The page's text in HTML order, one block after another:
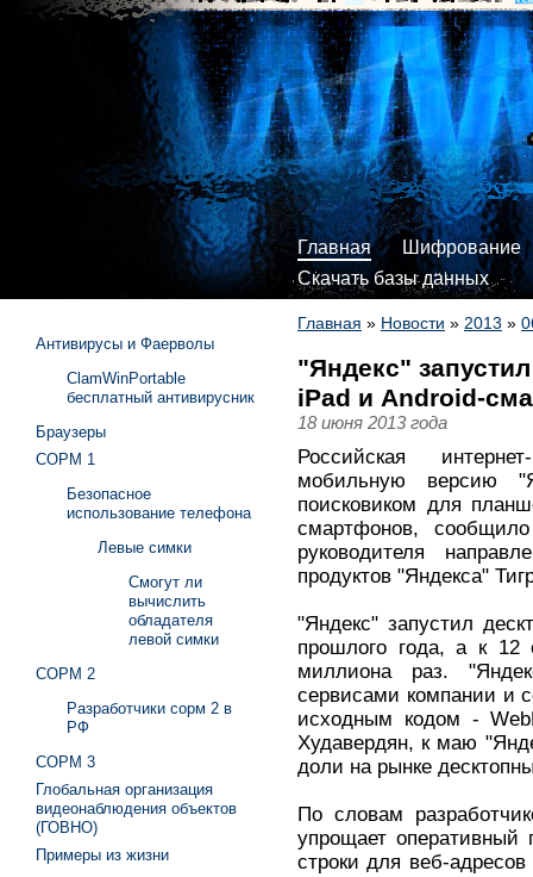
Главная
Шифрование
Скачать базы данных
Главная » Новости » 2013 »
"Яндекс"
iPad и Android-
18 июня 2013 года
Российская
мобильную версию
поисковиком для
смартфонов,
руководителя
продуктов "Яндекса"
"Яндекс" запустил
прошлого года, а к 12
миллиона раз.
сервисами компании и
исходным кодом -
Худавердян, к маю
доли на рынке
По словам
упрощает
строки для веб-
Антивирусы и Фаерволы
ClamWinPortable
бесплатный антивирусник
Браузеры
СОРМ 1
Безопасное
использование телефона
Левые симки
Смогут ли
вычислить
обладателя
левой симки
СОРМ 2
Разработчики сорм 2 в
РФ
СОРМ 3
Глобальная организация
видеонаблюдения объектов
(ГОВНО)
Примеры из жизни